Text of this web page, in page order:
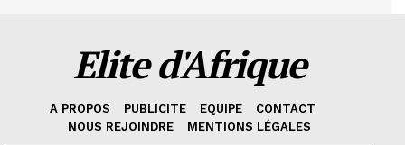
Elite d'Afrique
A PROPOS PUBLICITE EQUIPE
CONTACT
NOUS REJOINDRE
MENTIONS LÉGALES